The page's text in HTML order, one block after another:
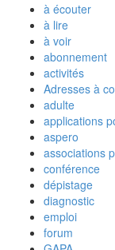
à écouter
à lire
à voir
abonnement
activités
Adresses à
adulte
applications
aspero
associations
conférence
dépistage
diagnostic
emploi
forum